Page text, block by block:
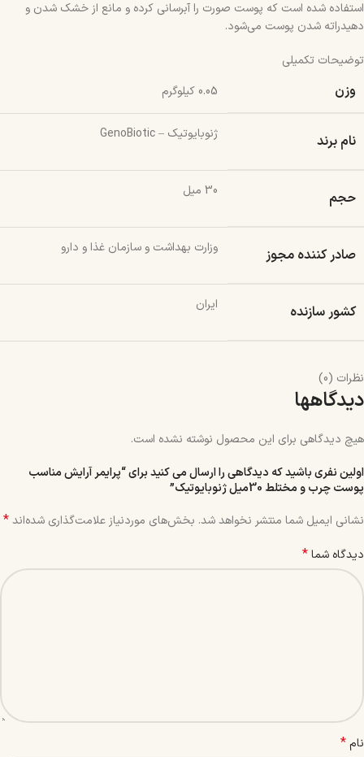
استفاده شده است که پوست صورت را آبرسانی کرده و مانع از خشک شدن و
دهیدراته شدن پوست می‌شود.
توضیحات تکمیلی
وزن 0.05 کیلوگرم
نام برند ژنوبایوتیک – GenoBiotic
حجم 30 میل
صادر کننده مجوز وزارت بهداشت و سازمان غذا و دارو
کشور سازنده ایران
نظرات (0)
دیدگاهها
هیچ دیدگاهی برای این محصول نوشته نشده است.
اولین نفری باشید که دیدگاهی را ارسال می کنید برای “پرایمر آرایش مناسب
پوست چرب و مختلط 30میل ژنوبایوتیک”
نشانی ایمیل شما منتشر نخواهد شد. بخش‌های موردنیاز علامت‌گذاری شده‌اند*
دیدگاه شما*
نام*